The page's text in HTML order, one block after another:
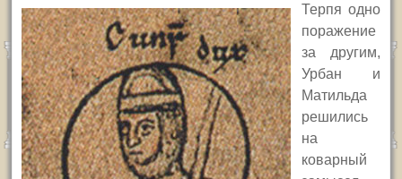
Терпя одно
поражение
за другим,
Урбан и
Матильда
решились
на
коварный